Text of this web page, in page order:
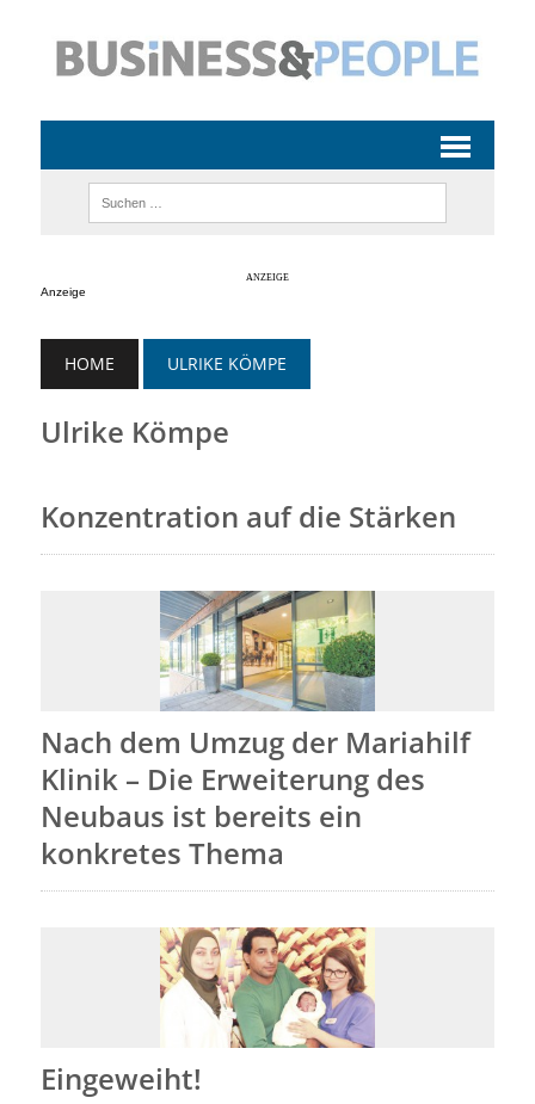
Anzeige
HOME ULRIKE KÖMPE
Ulrike Kömpe
Konzentration auf die Stärken
Nach dem Umzug der Mariahilf
Klinik – Die Erweiterung des
Neubaus ist bereits ein
konkretes Thema
Eingeweiht!